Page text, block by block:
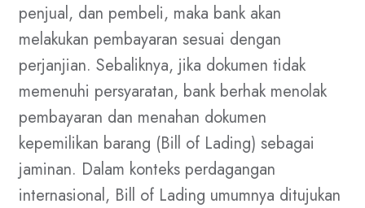
penjual, dan pembeli, maka bank akan
melakukan pembayaran sesuai dengan
perjanjian. Sebaliknya, jika dokumen tidak
memenuhi persyaratan, bank berhak menolak
pembayaran dan menahan dokumen
kepemilikan barang (Bill of Lading) sebagai
jaminan. Dalam konteks perdagangan
internasional, Bill of Lading umumnya ditujukan